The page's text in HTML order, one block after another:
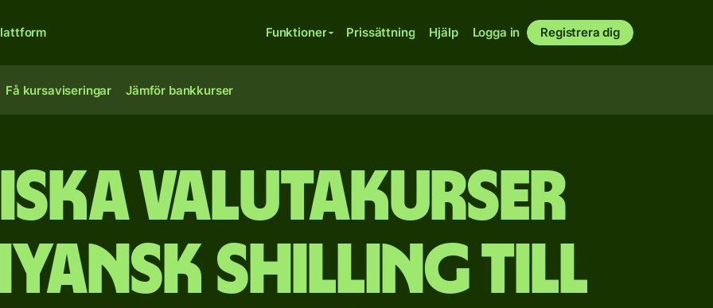
Funktioner Prissättning Hjälp Logga in Registrera dig
Få kursaviseringar Jämför bankkurser
valutakurser
shilling till